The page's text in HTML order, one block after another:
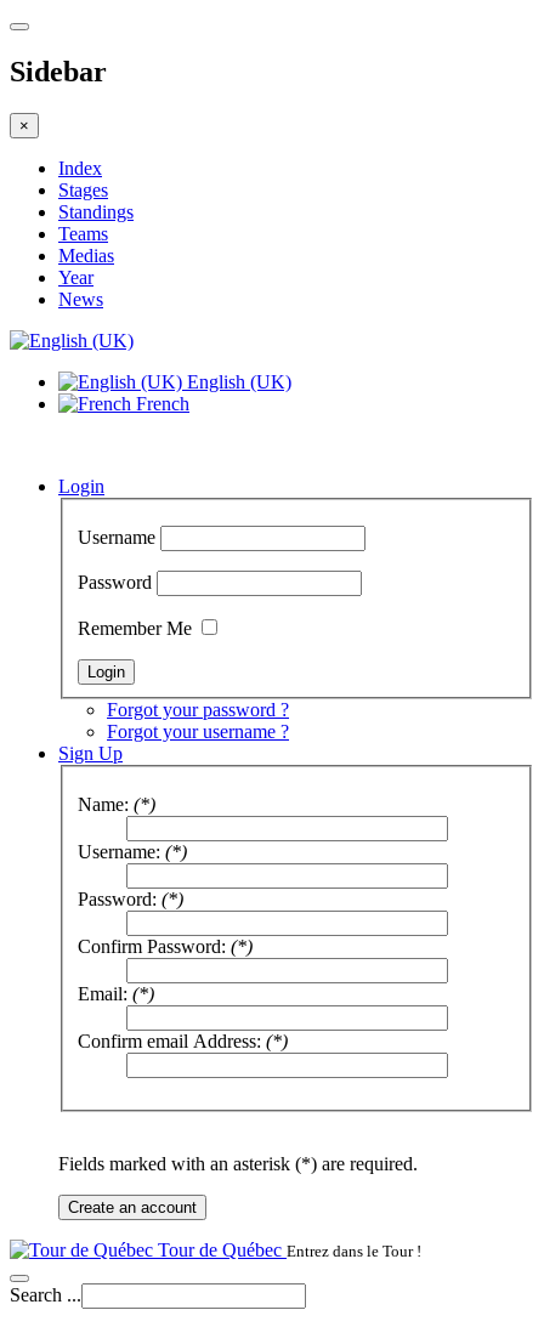
Sidebar
×
Index
Stages
Standings
Teams
Medias
Year
News
English (UK)
French
Login
Username
Password
Remember Me
Forgot your password ?
Forgot your username ?
Sign Up
Name: (*)
Username: (*)
Password: (*)
Confirm Password: (*)
Email: (*)
Confirm email Address: (*)
Fields marked with an asterisk (*) are required.
Create an account
Tour de Québec Entrez dans le Tour !
Search ...